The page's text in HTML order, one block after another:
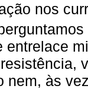
nos
entrelace
nem, às